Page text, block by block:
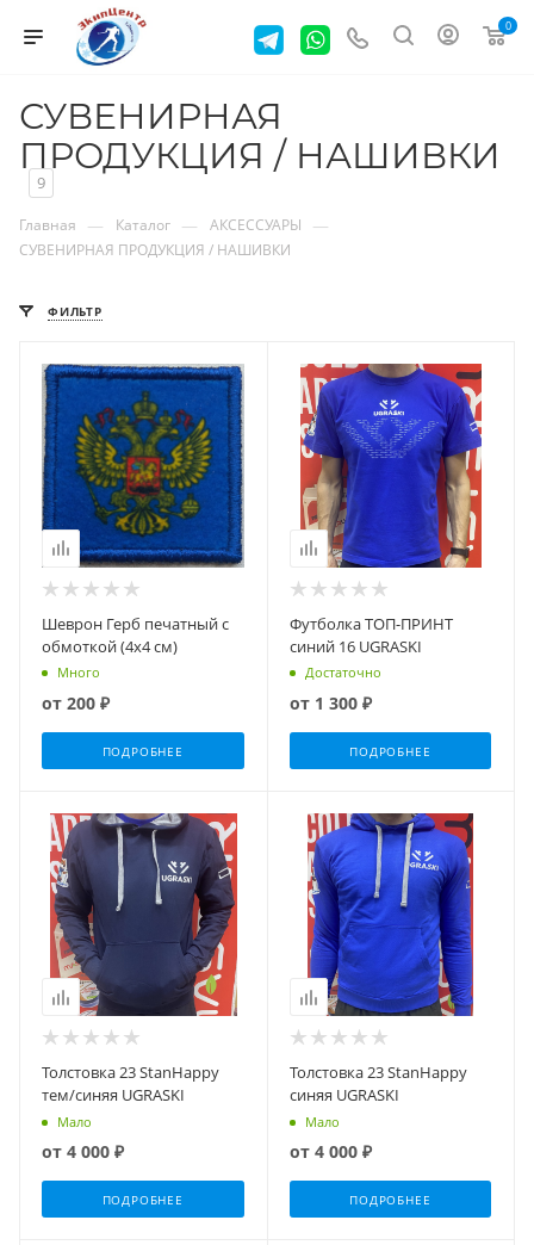
0
СУВЕНИРНАЯ
ПРОДУКЦИЯ / НАШИВКИ
9
Главная — Каталог — АКСЕССУАРЫ —
СУВЕНИРНАЯ ПРОДУКЦИЯ / НАШИВКИ
ФИЛЬТР
Шеврон Герб печатный с
обмоткой (4х4 см)
Много
от 200 ₽
ПОДРОБНЕЕ
Футболка ТОП-ПРИНТ
синий 16 UGRASKI
Достаточно
от 1 300 ₽
ПОДРОБНЕЕ
Толстовка 23 StanHappy
тем/синяя UGRASKI
Мало
от 4 000 ₽
ПОДРОБНЕЕ
Толстовка 23 StanHappy
синяя UGRASKI
Мало
от 4 000 ₽
ПОДРОБНЕЕ